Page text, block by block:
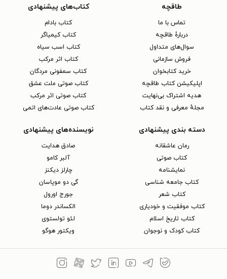
طاقچه
تماس با ما
دربارهٔ طاقچه
سوال‌های متداول
فروش سازمانی
خرید کتابخوان
اپلیکیشن کتاب طاقچه
هدیه اشتراک بی‌نهایت
مجلهٔ معرفی و نقد کتاب
کتاب‌های پیشنهادی
کتاب بادام
کتاب کیمیاگر
کتاب اسب سیاه
کتاب اثر مرکب
کتاب سمفونی مردگان
کتاب صوتی ملت عشق
کتاب صوتی اثر مرکب
کتاب صوتی عادت‌های اتمی
دسته بندی پیشنهادی
رمان عاشقانه
کتاب‌ صوتی
نمایشنامه
کتاب جامعه شناسی
کتاب شعر
کتاب موفقیت و خودیاری
کتاب تاریخ اسلام
کتاب کودک و نوجوان
نویسنده‌های پیشنهادی
صادق هدایت
آلبر کامو
چارلز دیکنز
گی دو موپاسان
جورج اورول
الکساندر دوما
لئو تولستوی
ویکتور هوگو